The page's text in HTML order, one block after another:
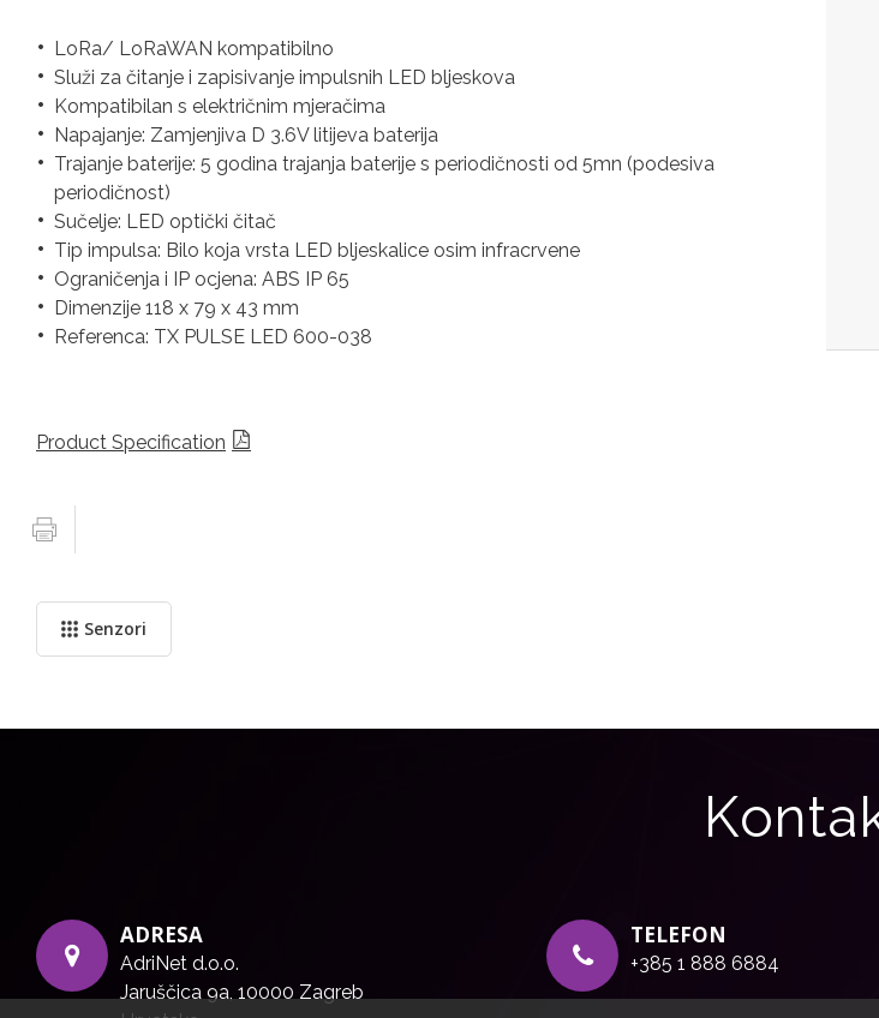
LoRa/ LoRaWAN kompatibilno
Služi za čitanje i zapisivanje impulsnih LED bljeskova
Kompatibilan s električnim mjeračima
Napajanje: Zamjenjiva D 3.6V litijeva baterija
Trajanje baterije: 5 godina trajanja baterije s periodičnosti od 5mn (podesiva
periodičnost)
Sučelje: LED optički čitač
Tip impulsa: Bilo koja vrsta LED bljeskalice osim infracrvene
Ograničenja i IP ocjena: ABS IP 65
Dimenzije 118 x 79 x 43 mm
Referenca: TX PULSE LED 600-038
Product Specification
Senzori
ADRESA
AdriNet d.o.o.
Jaruščica 9a, 10000 Zagreb
TELEFON
+385 1 888 6884